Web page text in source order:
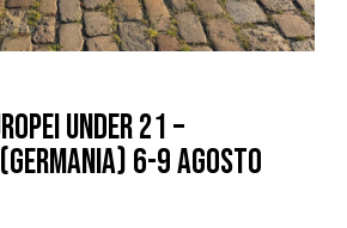
Under 21 –
6-9 agosto